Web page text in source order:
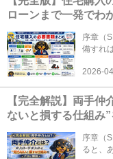
ローンまで一発でわ
序章（
備すれ
2026-
【完全解説】両手仲
ないと損する仕組み
序章（
ると、